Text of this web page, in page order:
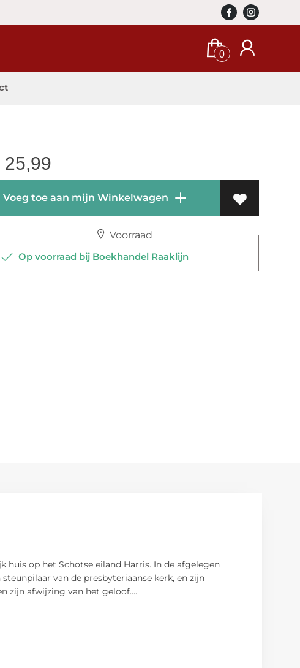
0
25,99
Voeg toe aan mijn Winkelwagen
Voorraad
Op voorraad bij Boekhandel Raaklijn
op het Schotse eiland Harris. In de afgelegen
van de presbyteriaanse kerk, en zijn
zijn afwijzing van het geloof....